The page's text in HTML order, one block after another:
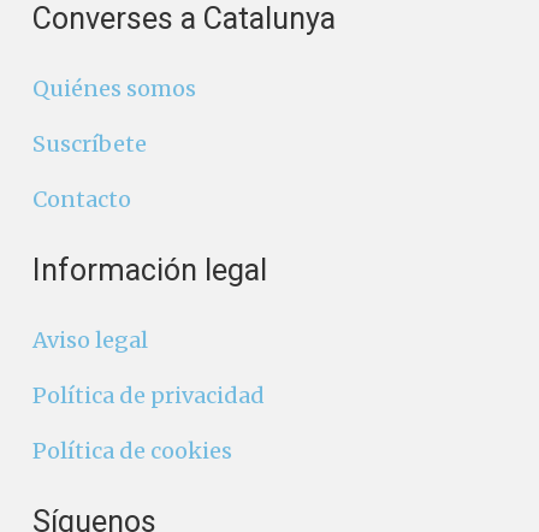
Converses a Catalunya
Quiénes somos
Suscríbete
Contacto
Información legal
Aviso legal
Política de privacidad
Política de cookies
Síguenos